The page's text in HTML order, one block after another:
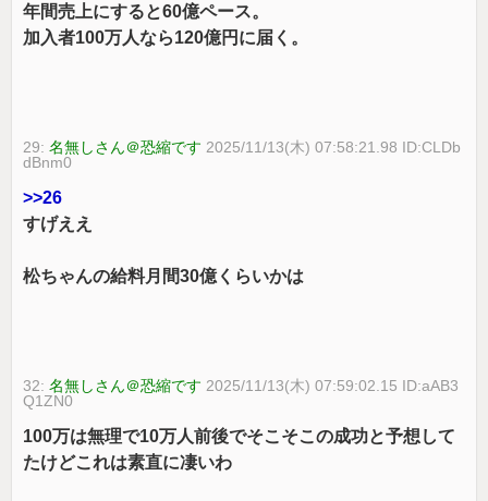
年間売上にすると60億ペース。
加入者100万人なら120億円に届く。
29:名無しさん＠恐縮です 2025/11/13(木) 07:58:21.98 ID:CLDb
dBnm0
>>26
すげええ
松ちゃんの給料月間30億くらいかは
32:名無しさん＠恐縮です 2025/11/13(木) 07:59:02.15 ID:aAB3
Q1ZN0
100万は無理で10万人前後でそこそこの成功と予想して
たけどこれは素直に凄いわ